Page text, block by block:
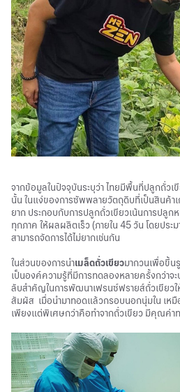
จากข้อมูลในปัจจุบันระบุว่า ไทยมีพื้นที่ปลูกถั่วเ
นั้น ในแง่ของการซัพพลายวัตถุดิบที่เป็นสินค้าเ
ยาก ประกอบกับการปลูกถั่วเขียวเน้นการปลู
ทุกภาค ให้ผลผลิตเร็ว (ภายใน 45 วัน โดยปร
สามารถจัดการได้ไม่ยากเช่นกัน
ในส่วนของการนำเมล็ดถั่วเขียวมากวนเพื่อขึ้น
เป็นองค์ความรู้ที่มีการทดลองหลายครั้งกว่าจะ
ลับสำคัญในการพัฒนาเฟรนซ์ฟรายส์ถั่วเขียวใ
สัมผัส เมื่อนำมาทอดแล้วกรอบนอกนุ่มใน เห
เพียงแต่พิเศษกว่าคือทำจากถั่วเขียว มีคุณค่าท